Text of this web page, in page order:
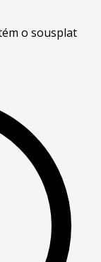
o sousplat